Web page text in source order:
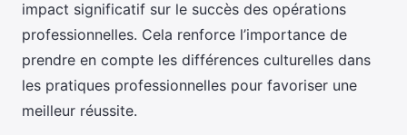
impact significatif sur le succès des opérations
professionnelles. Cela renforce l’importance de
prendre en compte les différences culturelles dans
les pratiques professionnelles pour favoriser une
meilleur réussite.